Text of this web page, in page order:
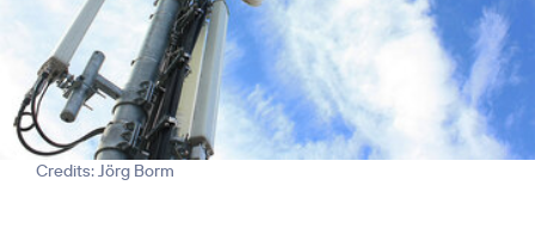
Credits: Jörg Borm